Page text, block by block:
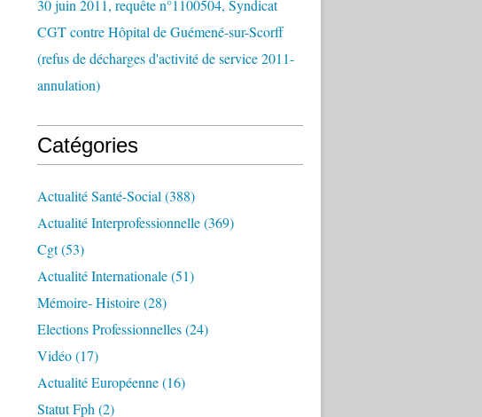
30 juin 2011, requête n°1100504, Syndicat
CGT contre Hôpital de Guémené-sur-Scorff
(refus de décharges d'activité de service 2011-
annulation)
Catégories
Actualité Santé-Social (388)
Actualité Interprofessionnelle(369)
Cgt(53)
Actualité Internationale(51)
Mémoire- Histoire(28)
Elections Professionnelles(24)
Vidéo(17)
Actualité Européenne(16)
Statut Fph (2)